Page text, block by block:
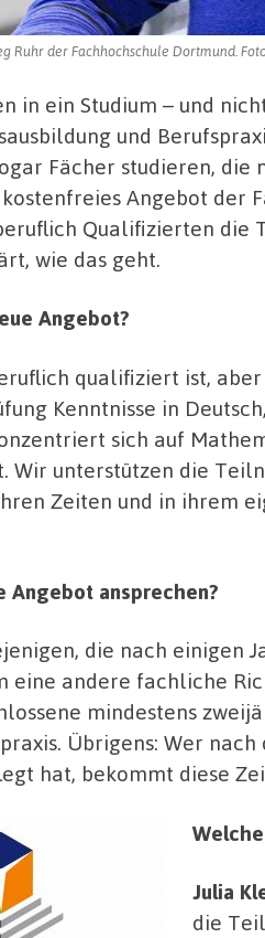
Ruhr der Fachhochschule Dortmund.
in ein Studium – und
und
Fächer studieren,
Angebot der
Qualifizierten
wie das geht.
Angebot?
qualifiziert ist,
Kenntnisse in
sich auf
Wir unterstützen die
Zeiten und in ihrem
Angebot ansprechen?
die nach einigen
eine andere fachliche
mindestens
Übrigens: Wer
hat, bekommt diese
Julia
die